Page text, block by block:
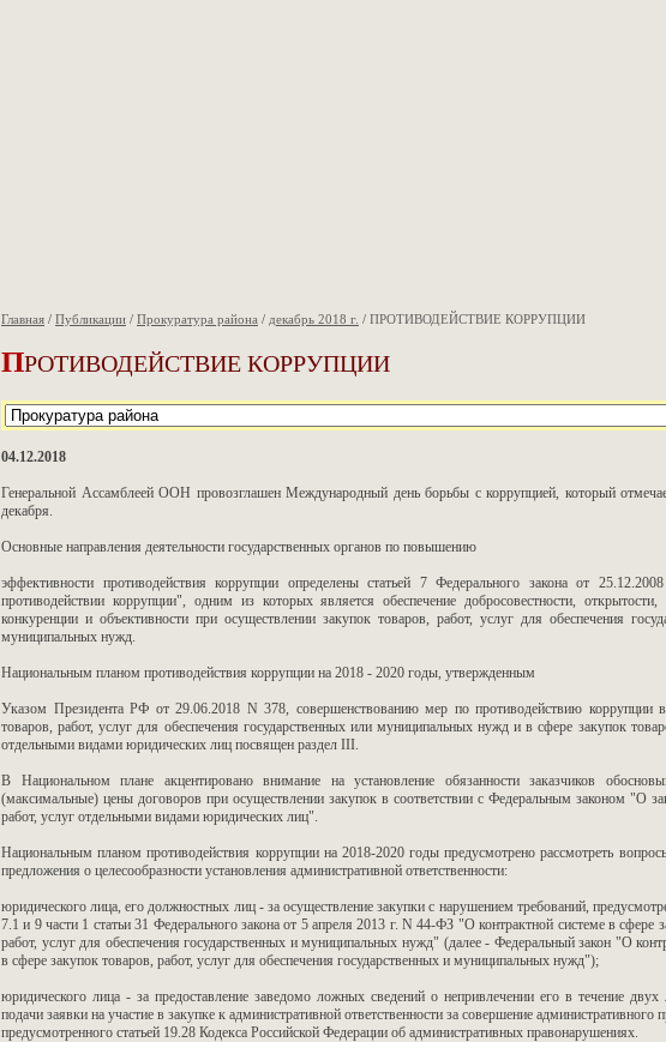
Главная / Публикации / Прокуратура района / декабрь 2018 г. / ПРОТИВОДЕЙСТВИЕ КОРРУПЦИИ
ПРОТИВОДЕЙСТВИЕ КОРРУПЦИИ
04.12.2018
Генеральной Ассамблеей ООН провозглашен Международный день борьбы с коррупцией, который
декабря.
Основные направления деятельности государственных органов по повышению
эффективности противодействия коррупции определены статьей 7 Федерального закона от
противодействии коррупции", одним из которых является обеспечение добросовестности, открытости,
конкуренции и объективности при осуществлении закупок товаров, работ, услуг для обеспечения
муниципальных нужд.
Национальным планом противодействия коррупции на 2018 - 2020 годы, утвержденным
Указом Президента РФ от 29.06.2018 N 378, совершенствованию мер по противодействию коррупции
товаров, работ, услуг для обеспечения государственных или муниципальных нужд и в сфере закупок
отдельными видами юридических лиц посвящен раздел III.
В Национальном плане акцентировано внимание на установление обязанности заказчиков
(максимальные) цены договоров при осуществлении закупок в соответствии с Федеральным законом "О
работ, услуг отдельными видами юридических лиц".
Национальным планом противодействия коррупции на 2018-2020 годы предусмотрено рассмотреть
предложения о целесообразности установления административной ответственности:
юридического лица, его должностных лиц - за осуществление закупки с нарушением требований,
7.1 и 9 части 1 статьи 31 Федерального закона от 5 апреля 2013 г. N 44-ФЗ "О контрактной системе в сфере
работ, услуг для обеспечения государственных и муниципальных нужд" (далее - Федеральный закон "О
в сфере закупок товаров, работ, услуг для обеспечения государственных и муниципальных нужд");
юридического лица - за предоставление заведомо ложных сведений о непривлечении его в течение
подачи заявки на участие в закупке к административной ответственности за совершение административного
предусмотренного статьей 19.28 Кодекса Российской Федерации об административных правонарушениях.